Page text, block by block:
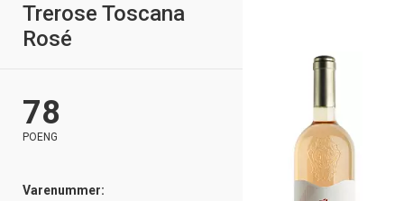
Trerose Toscana
Rosé
78
POENG
Varenummer: